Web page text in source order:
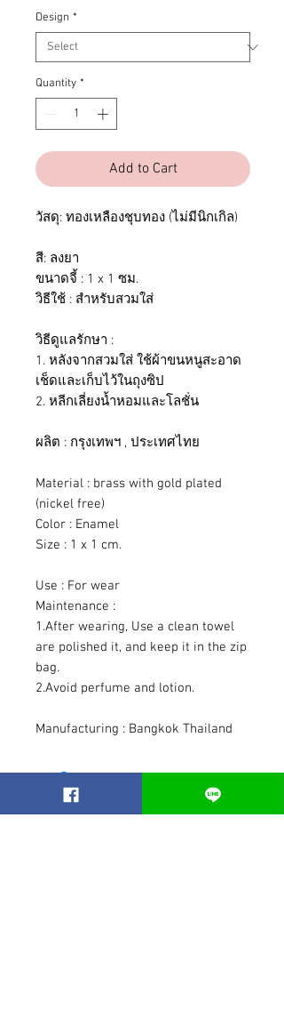
Design *
Quantity *
Add to Cart
วัสดุ: ทองเหลืองชุบทอง (ไม่มีนิกเกิล)
สี: ลงยา
ขนาดจี้ : 1 x 1 ซม.
วิธีใช้ : สำหรับสวมใส่
วิธีดูแลรักษา :
1. หลังจากสวมใส่ ใช้ผ้าขนหนูสะอาด
เช็ดและเก็บไว้ในถุงซิป
2. หลีกเลี่ยงน้ำหอมและโลชั่น
ผลิต : กรุงเทพฯ , ประเทศไทย
Material : brass with gold plated
(nickel free)
Color : Enamel
Size : 1 x 1 cm.
Use : For wear
Maintenance :
1.After wearing, Use a clean towel
are polished it, and keep it in the zip
bag.
2.Avoid perfume and lotion.
Manufacturing : Bangkok Thailand